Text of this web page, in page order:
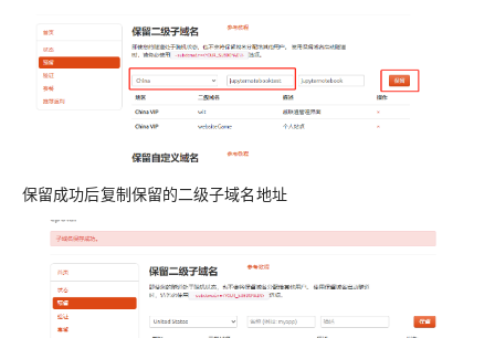
保留成功后复制保留的二级子域名地址